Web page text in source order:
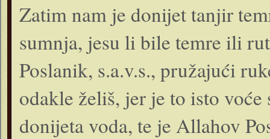
Zatim nam je donijet tanjir
sumnja, jesu li bile temre ili
Poslanik, s.a.v.s., pružajući
odakle želiš, jer je to isto
donijeta voda, te je Allahov